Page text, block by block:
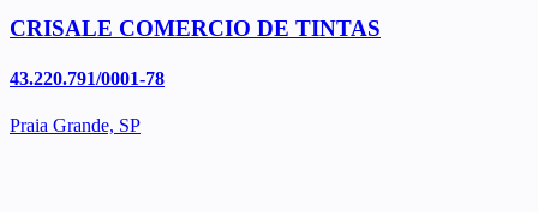
CRISALE COMERCIO DE TINTAS
43.220.791/0001-78
Praia Grande, SP